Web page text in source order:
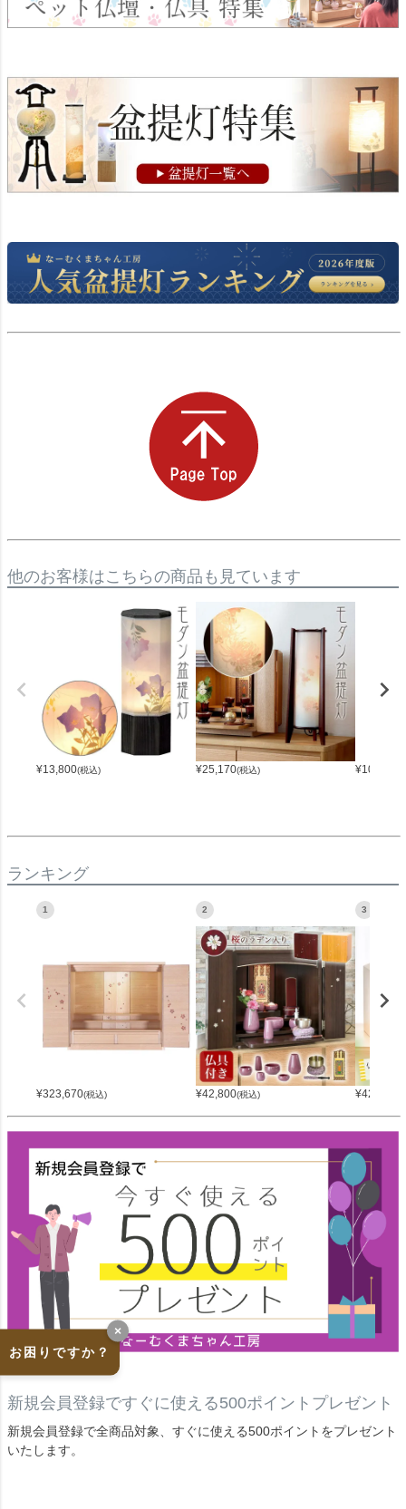
他のお客様はこちらの商品も見ています
¥13,800(税込) ¥25,170(税込) ¥10,880
ランキング
1
¥323,670(税込)
2
¥42,800(税込)
3
¥42,800
新規会員登録ですぐに使える500ポイントプレゼント
新規会員登録で全商品対象、すぐに使える500ポイントをプレゼント
いたします。
お困りですか？
×